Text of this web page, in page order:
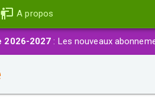
A propos
2026-2027 : Les nouveaux